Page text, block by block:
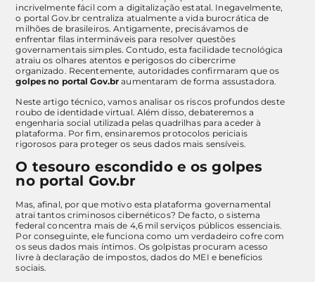
incrivelmente fácil com a digitalização estatal. Inegavelmente,
o portal Gov.br centraliza atualmente a vida burocrática de
milhões de brasileiros. Antigamente, precisávamos de
enfrentar filas intermináveis para resolver questões
governamentais simples. Contudo, esta facilidade tecnológica
atraiu os olhares atentos e perigosos do cibercrime
organizado. Recentemente, autoridades confirmaram que os
golpes no portal Gov.br aumentaram de forma assustadora.
Neste artigo técnico, vamos analisar os riscos profundos deste
roubo de identidade virtual. Além disso, debateremos a
engenharia social utilizada pelas quadrilhas para aceder à
plataforma. Por fim, ensinaremos protocolos periciais
rigorosos para proteger os seus dados mais sensíveis.
O tesouro escondido e os golpes
no portal Gov.br
Mas, afinal, por que motivo esta plataforma governamental
atrai tantos criminosos cibernéticos? De facto, o sistema
federal concentra mais de 4,6 mil serviços públicos essenciais.
Por conseguinte, ele funciona como um verdadeiro cofre com
os seus dados mais íntimos. Os golpistas procuram acesso
livre à declaração de impostos, dados do MEI e benefícios
sociais.